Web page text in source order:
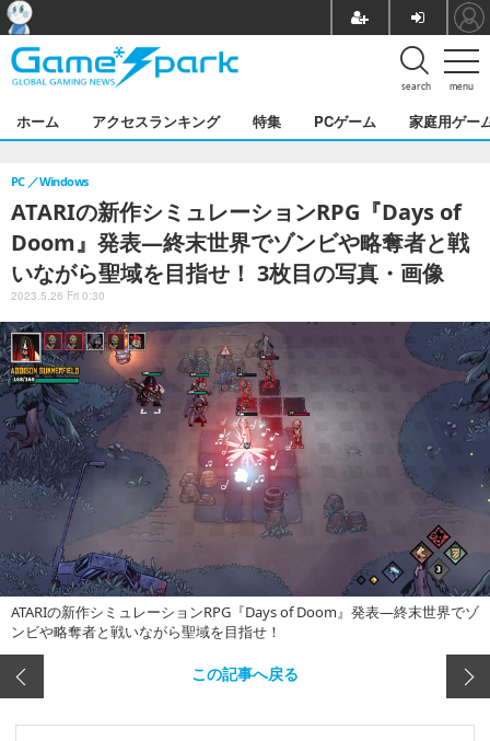
menu
search
ホーム アクセスランキング 特集 PCゲーム 家庭用ゲー
ATARIの新作シミュレーションRPG『Days of
Doom』発表―終末世界でゾンビや略奪者と戦
いながら聖域を目指せ！ 3枚目の写真・画像
PC Windows
2023.5.26 Fri 0:30
ATARIの新作シミュレーションRPG『Days of Doom』発表―終末世界でゾ
ンビや略奪者と戦いながら聖域を目指せ！
この記事へ戻る